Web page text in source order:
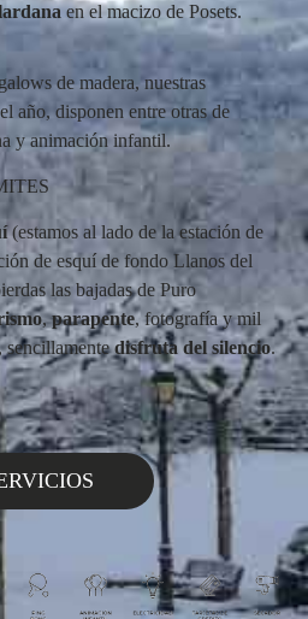
en el macizo de Posets.
de madera, nuestras
año, disponen entre otras de
y animación infantil.
(estamos al lado de la estación de
de esquí de fondo Llanos del
las bajadas de Puro
,parapente, fotografía y mil
sencillamentedisfruta del silencio.